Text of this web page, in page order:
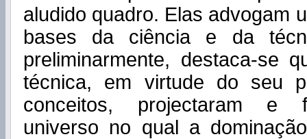
aludido quadro. Elas advogam
bases da ciência e da
preliminarmente, destaca-se
técnica, em virtude do seu
conceitos, projectaram e
universo no qual a